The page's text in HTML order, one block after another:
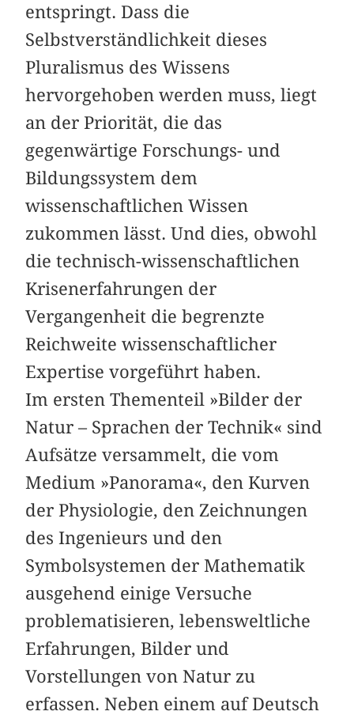
entspringt. Dass die
Selbstverständlichkeit dieses
Pluralismus des Wissens
hervorgehoben werden muss, liegt
an der Priorität, die das
gegenwärtige Forschungs- und
Bildungssystem dem
wissenschaftlichen Wissen
zukommen lässt. Und dies, obwohl
die technisch-wissenschaftlichen
Krisenerfahrungen der
Vergangenheit die begrenzte
Reichweite wissenschaftlicher
Expertise vorgeführt haben.
Im ersten Thementeil »Bilder der
Natur – Sprachen der Technik« sind
Aufsätze versammelt, die vom
Medium »Panorama«, den Kurven
der Physiologie, den Zeichnungen
des Ingenieurs und den
Symbolsystemen der Mathematik
ausgehend einige Versuche
problematisieren, lebensweltliche
Erfahrungen, Bilder und
Vorstellungen von Natur zu
erfassen. Neben einem auf Deutsch